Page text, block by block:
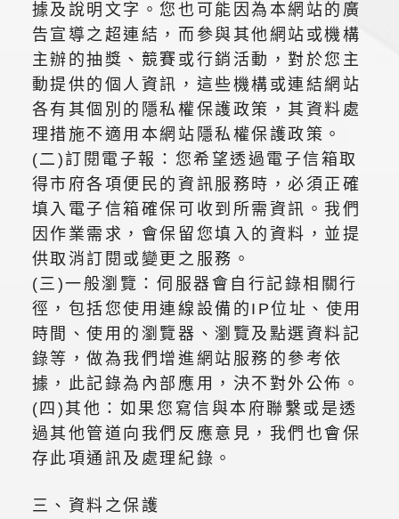
據及說明文字。您也可能因為本網站的廣
告宣導之超連結，而參與其他網站或機構
主辦的抽獎、競賽或行銷活動，對於您主
動提供的個人資訊，這些機構或連結網站
各有其個別的隱私權保護政策，其資料處
理措施不適用本網站隱私權保護政策。
(二)訂閱電子報：您希望透過電子信箱取
得市府各項便民的資訊服務時，必須正確
填入電子信箱確保可收到所需資訊。我們
因作業需求，會保留您填入的資料，並提
供取消訂閱或變更之服務。
(三)一般瀏覽：伺服器會自行記錄相關行
徑，包括您使用連線設備的IP位址、使用
時間、使用的瀏覽器、瀏覽及點選資料記
錄等，做為我們增進網站服務的參考依
據，此記錄為內部應用，決不對外公佈。
(四)其他：如果您寫信與本府聯繫或是透
過其他管道向我們反應意見，我們也會保
存此項通訊及處理紀錄。
三、資料之保護